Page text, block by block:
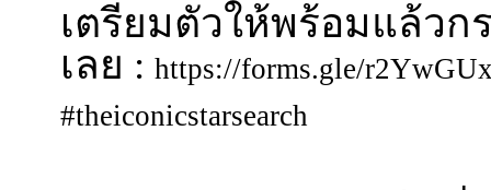
เตรียมตัวให้พร้อมแล้วก
เลย : https://forms.gle/
#theiconicstarsearch